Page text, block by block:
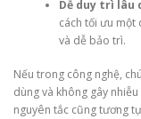
Dễ duy trì lâu
cách tối ưu một
và dễ bảo trì.
Nếu trong công nghệ,
dùng và không gây
nguyên tắc cũng tương